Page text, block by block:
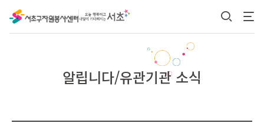
알립니다/유관기관 소식